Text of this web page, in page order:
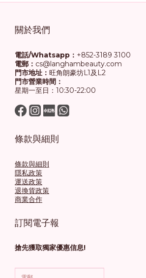
關於我們
電話/Whatsapp： +852-3189 3100
電郵： cs@langhambeauty.com
門市地址： 旺角朗豪坊L1及L2
門市營業時間：
星期一至日：10:30-22:00
條款與細則
條款與細則
隱私政策
運送政策
退換貨政策
商業合作
訂閱電子報
搶先獲取獨家優惠信息!